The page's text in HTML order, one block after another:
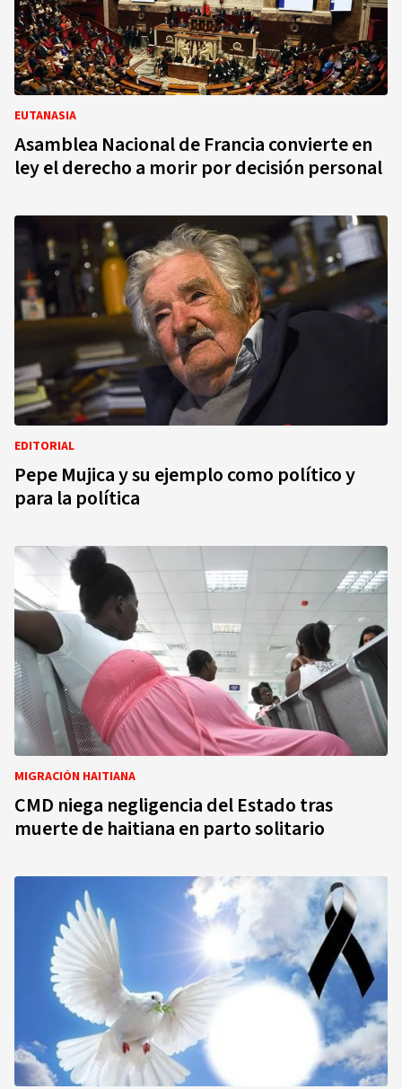
EUTANASIA
Asamblea Nacional de Francia convierte en
ley el derecho a morir por decisión personal
EDITORIAL
Pepe Mujica y su ejemplo como político y
para la política
MIGRACIÓN HAITIANA
CMD niega negligencia del Estado tras
muerte de haitiana en parto solitario